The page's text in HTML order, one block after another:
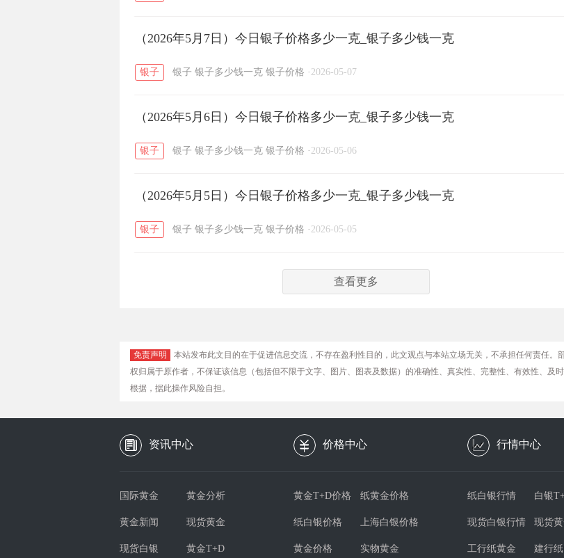
六福 / 金至尊 / 潮宏基 / 亚一金店 黄金
（2026年5月7日）今日银子价格多少一克_银子多少钱一克
银子 银子 银子多少钱一克 银子价格 · 2026-05-07
（2026年5月6日）今日银子价格多少一克_银子多少钱一克
银子 银子 银子多少钱一克 银子价格 · 2026-05-06
（2026年5月5日）今日银子价格多少一克_银子多少钱一克
银子 银子 银子多少钱一克 银子价格 · 2026-05-05
查看更多
免责声明
本站发布此文目的在于促进信息交流，不存在盈利性目的，此文观点与本站立场无关，不承担任何责任
权归属于原作者，不保证该信息（包括但不限于文字、图片、图表及数据）的准确性、真实性、完整性、有效性、及
根据，据此操作风险自担。
资讯中心 价格中心 行情中心
国际黄金 黄金分析
黄金新闻 现货黄金
现货白银 黄金T+D
黄金T+D价格 纸黄金价格
纸白银价格 上海白银价格
黄金价格 实物黄金
纸白银行情 白银
现货白银行情 现货
工行纸黄金 建行